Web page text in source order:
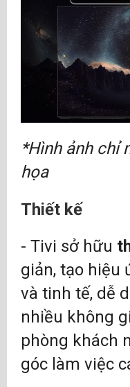
*Hình ảnh chỉ
họa
Thiết kế
- Tivi sở hữu
giản, tạo hiệu
và tinh tế, dễ
nhiều không
phòng khách
góc làm việc